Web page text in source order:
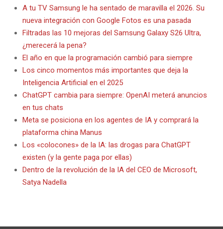
A tu TV Samsung le ha sentado de maravilla el 2026. Su
nueva integración con Google Fotos es una pasada
Filtradas las 10 mejoras del Samsung Galaxy S26 Ultra,
¿merecerá la pena?
El año en que la programación cambió para siempre
Los cinco momentos más importantes que deja la
Inteligencia Artificial en el 2025
ChatGPT cambia para siempre: OpenAI meterá anuncios
en tus chats
Meta se posiciona en los agentes de IA y comprará la
plataforma china Manus
Los «colocones» de la IA: las drogas para ChatGPT
existen (y la gente paga por ellas)
Dentro de la revolución de la IA del CEO de Microsoft,
Satya Nadella